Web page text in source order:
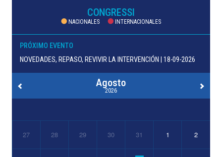
CONGRESSI
NACIONALES INTERNACIONALES
PRÓXIMO EVENTO
NOVEDADES, REPASO, REVIVIR LA INTERVENCIÓN | 18-09-2026
Agosto
2026
27 28 29 30 31 1 2